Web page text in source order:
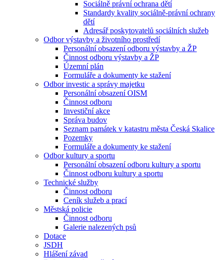
Sociálně právní ochrana dětí
Standardy kvality sociálně-právní ochrany
dětí
Adresář poskytovatelů sociálních služeb
Odbor výstavby a životního prostředí
Personální obsazení odboru výstavby a ŽP
Činnost odboru výstavby a ŽP
Územní plán
Formuláře a dokumenty ke stažení
Odbor investic a správy majetku
Personální obsazení OISM
Činnost odboru
Investiční akce
Správa budov
Seznam památek v katastru města Česká Skalice
Pozemky
Formuláře a dokumenty ke stažení
Odbor kultury a sportu
Personální obsazení odboru kultury a sportu
Činnost odboru kultury a sportu
Technické služby
Činnost odboru
Ceník služeb a prací
Městská policie
Činnost odboru
Galerie nalezených psů
Dotace
JSDH
Hlášení závad